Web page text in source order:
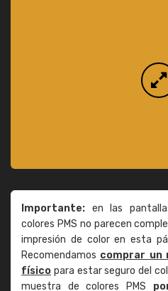
Importante: en las
colores PMS no parecen
impresión de color en esta
Recomendamos comprar un
físico para estar seguro del
muestra de colores PMS